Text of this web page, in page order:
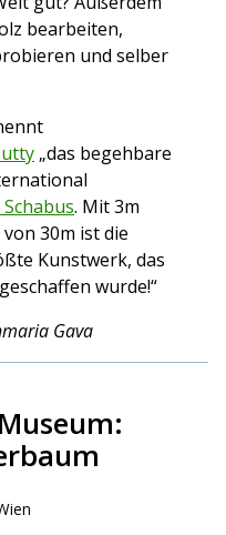
bearbeiten,
und selber
„das begehbare
. Mit 3m
30m ist die
Kunstwerk, das
wurde!“
Gava